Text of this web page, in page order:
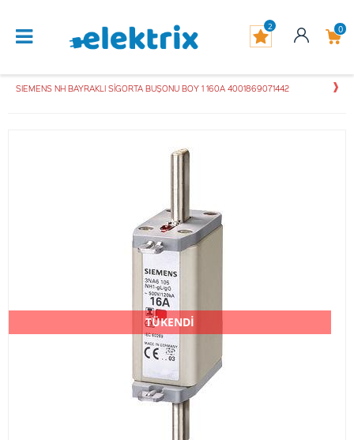
0
2
SIEMENS NH BAYRAKLI SİGORTA BUŞONU BOY 1 160A 4001869071442
TÜKENDİ